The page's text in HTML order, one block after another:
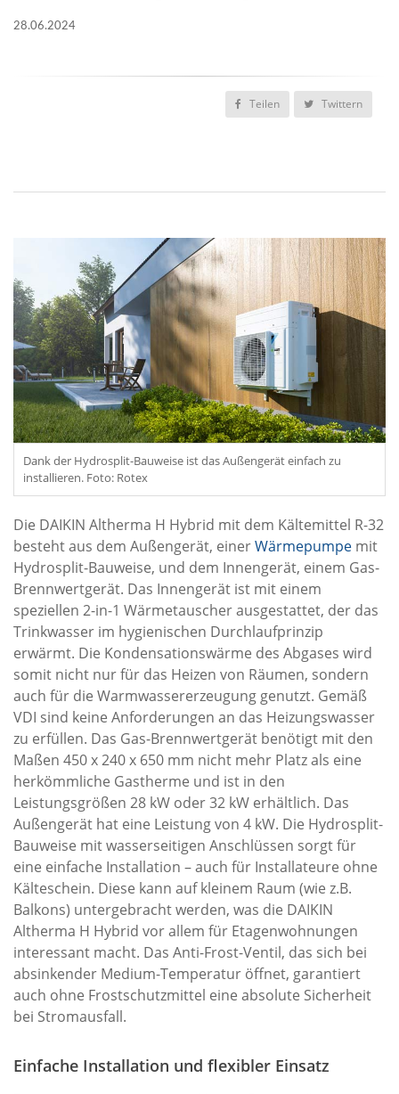
28.06.2024
Teilen Twittern
Dank der Hydrosplit-Bauweise ist das Außengerät einfach zu
installieren. Foto: Rotex
Die DAIKIN Altherma H Hybrid mit dem Kältemittel R-32
besteht aus dem Außengerät, einerWärmepumpe mit
Hydrosplit-Bauweise, und dem Innengerät, einem Gas-
Brennwertgerät. Das Innengerät ist mit einem
speziellen 2-in-1 Wärmetauscher ausgestattet, der das
Trinkwasser im hygienischen Durchlaufprinzip
erwärmt. Die Kondensationswärme des Abgases wird
somit nicht nur für das Heizen von Räumen, sondern
auch für die Warmwassererzeugung genutzt. Gemäß
VDI sind keine Anforderungen an das Heizungswasser
zu erfüllen. Das Gas-Brennwertgerät benötigt mit den
Maßen 450 x 240 x 650 mm nicht mehr Platz als eine
herkömmliche Gastherme und ist in den
Leistungsgrößen 28 kW oder 32 kW erhältlich. Das
Außengerät hat eine Leistung von 4 kW. Die Hydrosplit-
Bauweise mit wasserseitigen Anschlüssen sorgt für
eine einfache Installation – auch für Installateure ohne
Kälteschein. Diese kann auf kleinem Raum (wie z.B.
Balkons) untergebracht werden, was die DAIKIN
Altherma H Hybrid vor allem für Etagenwohnungen
interessant macht. Das Anti-Frost-Ventil, das sich bei
absinkender Medium-Temperatur öffnet, garantiert
auch ohne Frostschutzmittel eine absolute Sicherheit
bei Stromausfall.
Einfache Installation und flexibler Einsatz